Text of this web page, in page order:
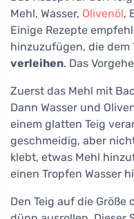
Mehl, Wasser, Olivenöl,
Einige Rezepte
hinzuzufügen, die dem
verleihen. Das
Zuerst das Mehl mit
Dann Wasser und
einem glatten Teig
geschmeidig, aber
klebt, etwas Mehl
einen Tropfen Wasser
Den Teig auf die Größe